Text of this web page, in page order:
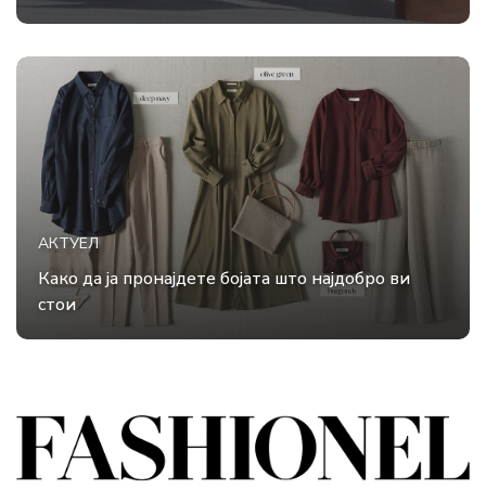
АКТУЕЛ
Како да ја пронајдете бојата што најдобро ви
стои